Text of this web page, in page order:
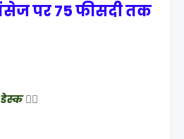
पर 75 फीसदी तक
डेस्क✍🏻